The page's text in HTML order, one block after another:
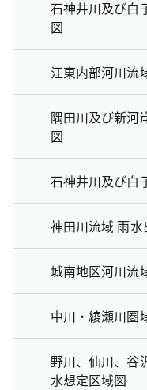
石神井川及び白
図
江東内部河川流
隅田川及び新河
図
石神井川及び白
神田川流域 雨
城南地区河川流
中川・綾瀬川圏
野川、仙川、谷
水想定区域図